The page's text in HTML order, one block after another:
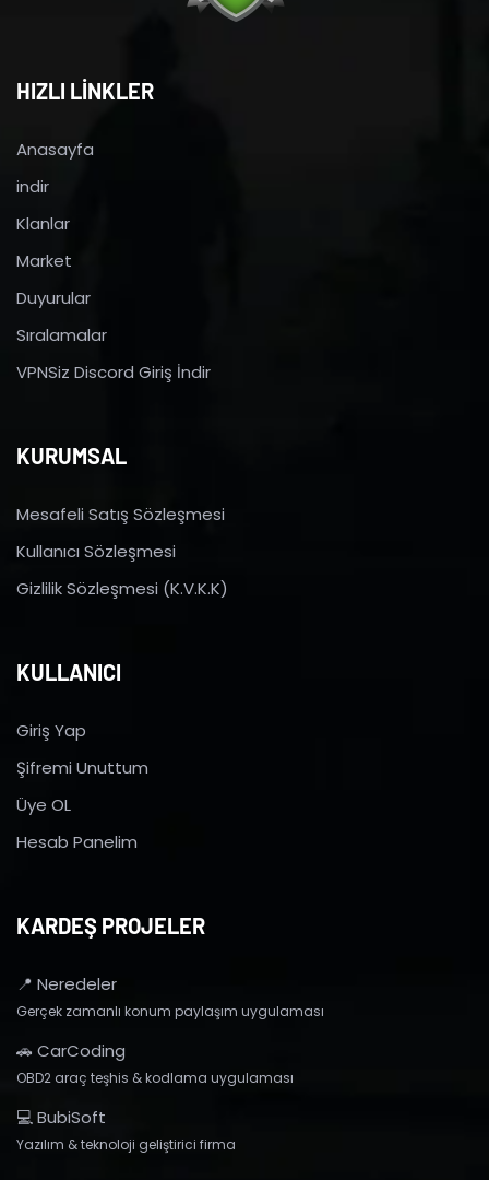
HIZLI LİNKLER
Anasayfa
indir
Klanlar
Market
Duyurular
Sıralamalar
VPNSiz Discord Giriş İndir
KURUMSAL
Mesafeli Satış Sözleşmesi
Kullanıcı Sözleşmesi
Gizlilik Sözleşmesi (K.V.K.K)
KULLANICI
Giriş Yap
Şifremi Unuttum
Üye OL
Hesab Panelim
KARDEŞ PROJELER
📍 Neredeler
Gerçek zamanlı konum paylaşım uygulaması
🚗 CarCoding
OBD2 araç teşhis & kodlama uygulaması
💻 BubiSoft
Yazılım & teknoloji geliştirici firma